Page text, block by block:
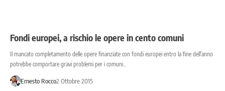
Fondi europei, a rischio le opere in cento comuni
Il mancato completamento delle opere finanziate con fondi europei entro la fine dell'anno
potrebbe comportare gravi problemi per i comuni…
Ernesto Rocco2 Ottobre 2015